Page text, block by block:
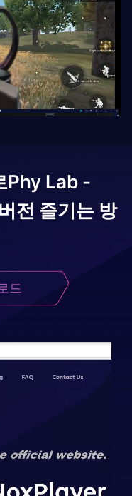
Phy Lab -
전 즐기는 방
드